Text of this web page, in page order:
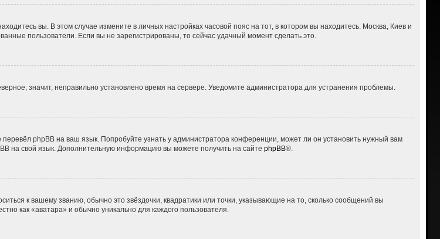
вы. В этом случае измените в личных настройках часовой пояс на тот, в котором вы находитесь: Москва, Киев и
пользователи. Если вы не зарегистрированы, то сейчас удачный момент сделать это.
значит, неправильно установлено время на сервере. Уведомите администратора для устранения проблемы.
phpBB на ваш язык. Попробуйте узнать у администратора конференции, может ли он установить нужный вам
на свой язык. Дополнительную информацию вы можете получить на сайте phpBB®.
к вашему званию, обычно это звёздочки, квадратики или точки, указывающие на то, сколько сообщений вы
как «аватара» и обычно уникально для каждого пользователя.